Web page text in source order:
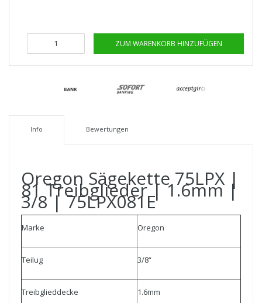
ZUM WARENKORB HINZUFÜGEN
Info Bewertungen
Oregon Sägekette 75LPX |
81 Treibglieder | 1.6mm |
3/8 | 75LPX081E
Marke Oregon
Teilug 3/8“
Treibglieddecke 1.6mm